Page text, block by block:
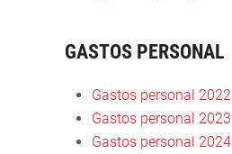
GASTOS PERSONAL
Gastos personal 2022
Gastos personal 2023
Gastos personal 2024